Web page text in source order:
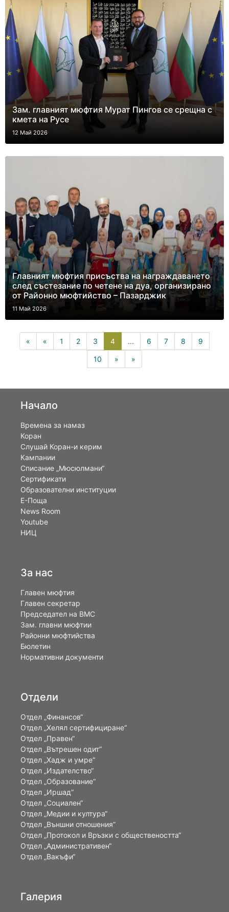
Зам. главният мюфтия Мурат Пингов се срещна с
кмета на Русе
12 Май 2026
Главният мюфтия присъства на награждаването
след състезание по четене на дуа, организирано
от Районно мюфтийство – Пазарджик
11 Май 2026
« « 1 2 3 44(current)
... 6 7 8 9
10 » »
Начало
Времена за намаз
Коран
Слушай Коран-и керим
Кампании
Списание „Мюсюлмани“
Сертификати
Образователни институции
Е-Поща
News Room
Youtube
НИЦ
За нас
Главен мюфтия
Главен секретар
Председател на ВМС
Зам. главни мюфтии
Районни мюфтийства
Бюлетин
Нормативни документи
Отдели
Отдел „Финансов“
Отдел „Хелял сертифициране“
Отдел „Правен“
Отдел „Вътрешен одит“
Отдел „Хадж и умре“
Отдел „Издателство“
Отдел „Образование“
Отдел „Иршад“
Отдел „Социален“
Отдел „Медии и култура“
Отдел „Външни отношения”
Oтдел „Протокол и Връзки с обществеността“
Отдел „Административен“
Отдел „Вакъфи“
Галерия